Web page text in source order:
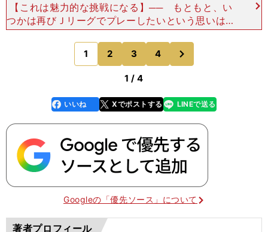
【これは魅力的な挑戦になる】── もともと、い
つかは再びＪリーグでプレーしたいという思いはあ
ったのでしょうか。「僕はありましたよ」── あ
ったんですね。「やっぱり現役の最後は、日本に戻
ってプレ
1 2 3 4
のページへ
1 / 4
faceboo
k
いいね Xでポストする
line LINEで送る
Googleの「優先ソース」について
著者プロフィール